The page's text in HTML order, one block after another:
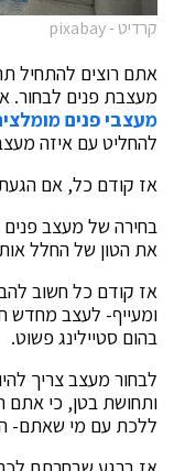
קרדיט - pixabay
אתם רוצים להתחיל
מעצבת פנים לבחור.
מעצבי פנים
להחליט עם איזה
אז קודם כל, אם
בחירה של מעצב
את הטון של החלל
אז קודם כל חשוב
ומעייף- לעצב מחדש
בהום סטיילינג פשוט.
לבחור מעצב צריך
ותחושת בטן, כי אתם
ללכת עם מי שאתם-